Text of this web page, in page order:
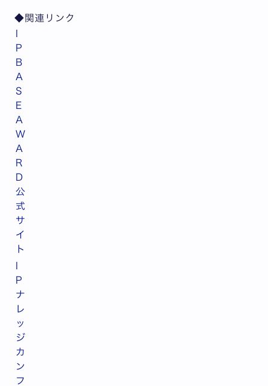
◆関連リンク
P
B
A
S
E
A
W
A
R
D
公
式
サ
イ
ト
P
ナ
レ
ッ
ジ
カ
ン
フ